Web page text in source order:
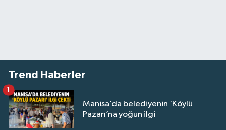
Trend Haberler
Manisa’da belediyenin ‘Köylü
Pazarı’na yoğun ilgi
1